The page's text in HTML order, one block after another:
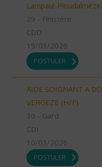
Lampaul-
29 - Finistère
CDD
19/03/2026
POSTULER
AIDE SOIGNANT A
VERGEZE (H/F)
30 - Gard
CDI
10/03/2026
POSTULER